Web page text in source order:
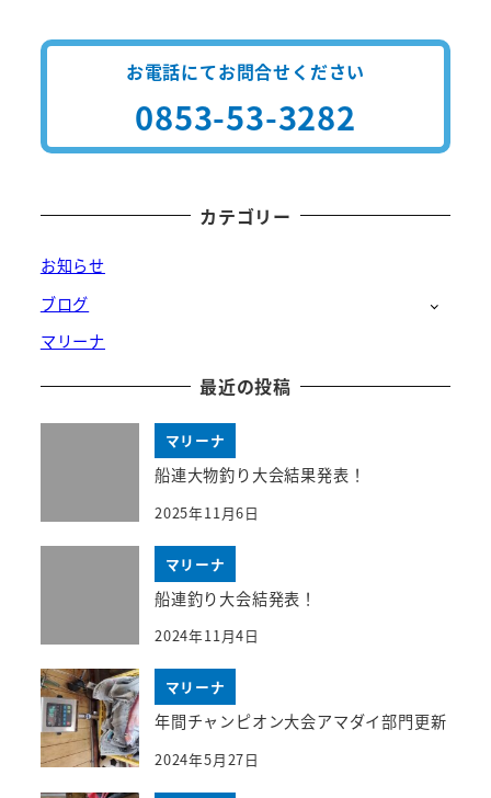
お電話にてお問合せください
0853-53-3282
カテゴリー
お知らせ
ブログ
マリーナ
最近の投稿
マリーナ
船連大物釣り大会結果発表！
2025年11月6日
マリーナ
船連釣り大会結発表！
2024年11月4日
マリーナ
年間チャンピオン大会アマダイ部門更新
2024年5月27日